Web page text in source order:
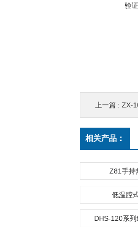
验
上一篇 : ZX-
相关产品：
Z81手持
低温腔
DHS-120系